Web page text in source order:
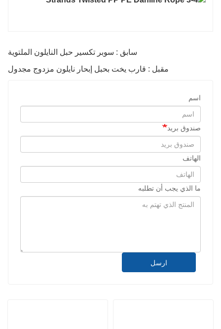
سابق : سوبر تكسير حبل النايلون الملتوية
مقبل : قارب يخت بحبل إبحار نايلون مزدوج مجدول
اسم
صندوق بريد
الهاتف
ما الذي يجب أن تطلبه
ارسل